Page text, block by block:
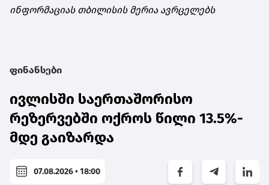
ინფორმაციას თბილისის მერია ავრცელებს
ფინანსები
ივლისში საერთაშორისო
რეზერვებში ოქროს წილი 13.5%-
მდე გაიზარდა
07.08.2026 • 18:00